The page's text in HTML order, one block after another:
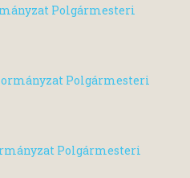
Polgármesteri
Polgármesteri
Polgármesteri